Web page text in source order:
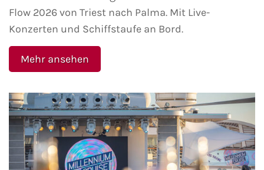
Flow 2026 von Triest nach Palma. Mit Live-
Konzerten und Schiffstaufe an Bord.
Mehr ansehen